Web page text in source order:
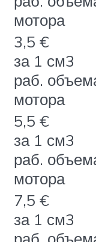
мотора
3,5 €
за 1 см3
раб.
мотора
5,5 €
за 1 см3
раб.
мотора
7,5 €
за 1 см3